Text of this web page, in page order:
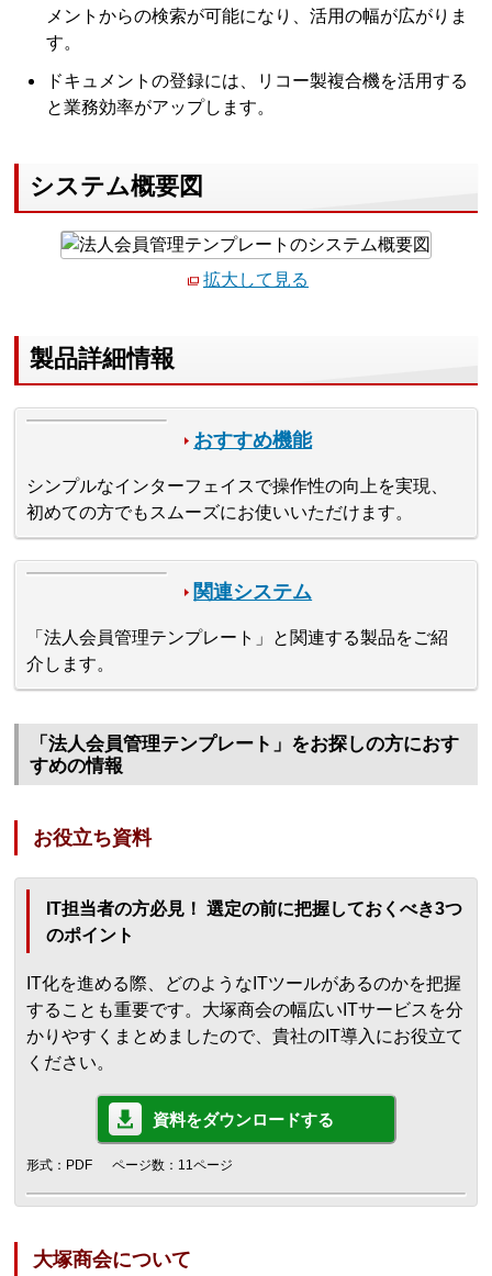
メントからの検索が可能になり、活用の幅が広がりま
す。
ドキュメントの登録には、リコー製複合機を活用する
と業務効率がアップします。
システム概要図
拡大して見る
製品詳細情報
おすすめ機能
シンプルなインターフェイスで操作性の向上を実現、
初めての方でもスムーズにお使いいただけます。
関連システム
「法人会員管理テンプレート」と関連する製品をご紹
介します。
「法人会員管理テンプレート」をお探しの方におす
すめの情報
お役立ち資料
IT担当者の方必見！ 選定の前に把握しておくべき3つ
のポイント
IT化を進める際、どのようなITツールがあるのかを把握
することも重要です。大塚商会の幅広いITサービスを分
かりやすくまとめましたので、貴社のIT導入にお役立て
ください。
資料をダウンロードする
形式：PDF ページ数：11ページ
大塚商会について